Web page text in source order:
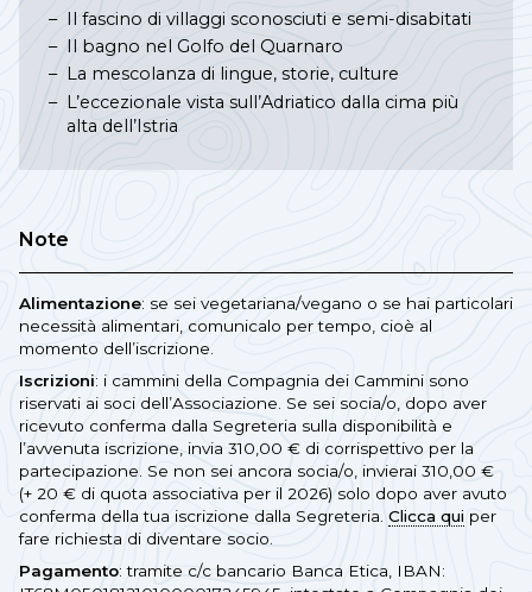
Il fascino di villaggi sconosciuti e semi-disabitati
Il bagno nel Golfo del Quarnaro
La mescolanza di lingue, storie, culture
L’eccezionale vista sull’Adriatico dalla cima più
alta dell’Istria
Note
Alimentazione: se sei vegetariana/vegano o se hai particolari
necessità alimentari, comunicalo per tempo, cioè al
momento dell’iscrizione.
Iscrizioni: i cammini della Compagnia dei Cammini sono
riservati ai soci dell’Associazione. Se sei socia/o, dopo aver
ricevuto conferma dalla Segreteria sulla disponibilità e
l’avvenuta iscrizione, invia 310,00 € di corrispettivo per la
partecipazione. Se non sei ancora socia/o, invierai 310,00 €
(+ 20 € di quota associativa per il 2026) solo dopo aver avuto
conferma della tua iscrizione dalla Segreteria. Clicca qui per
fare richiesta di diventare socio.
Pagamento: tramite c/c bancario Banca Etica, IBAN: